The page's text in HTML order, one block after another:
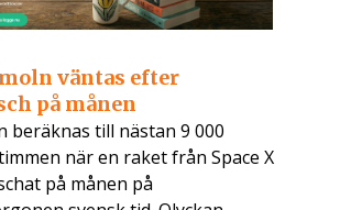
väntas efter
på månen
beräknas till nästan 9 000
när en raket från Space X
på månen på